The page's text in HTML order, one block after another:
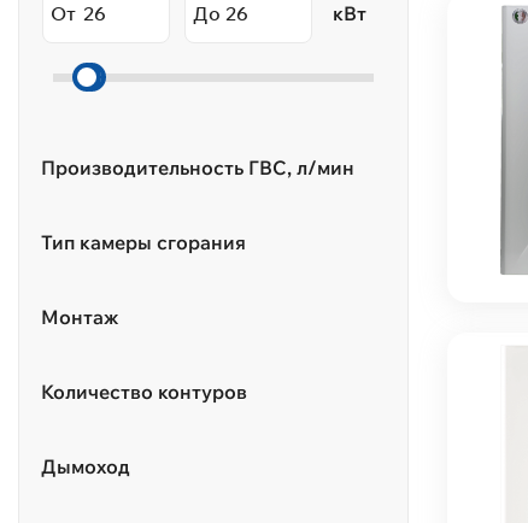
От До кВт
Производительность ГВС, л/мин
Тип камеры сгорания
Монтаж
Количество контуров
Дымоход